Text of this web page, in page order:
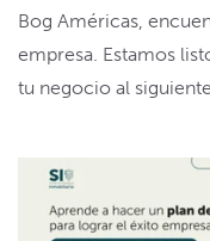
Bog Américas,
empresa. Estamos
tu negocio al